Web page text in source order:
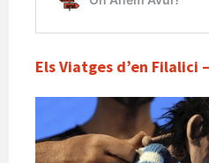
Els Viatges d’en Filalici